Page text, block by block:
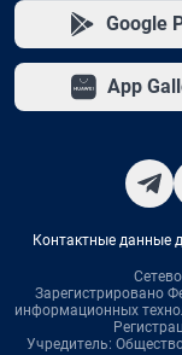
Google
App
Контактные данные
Зарегистрировано
информационных
Учредитель: